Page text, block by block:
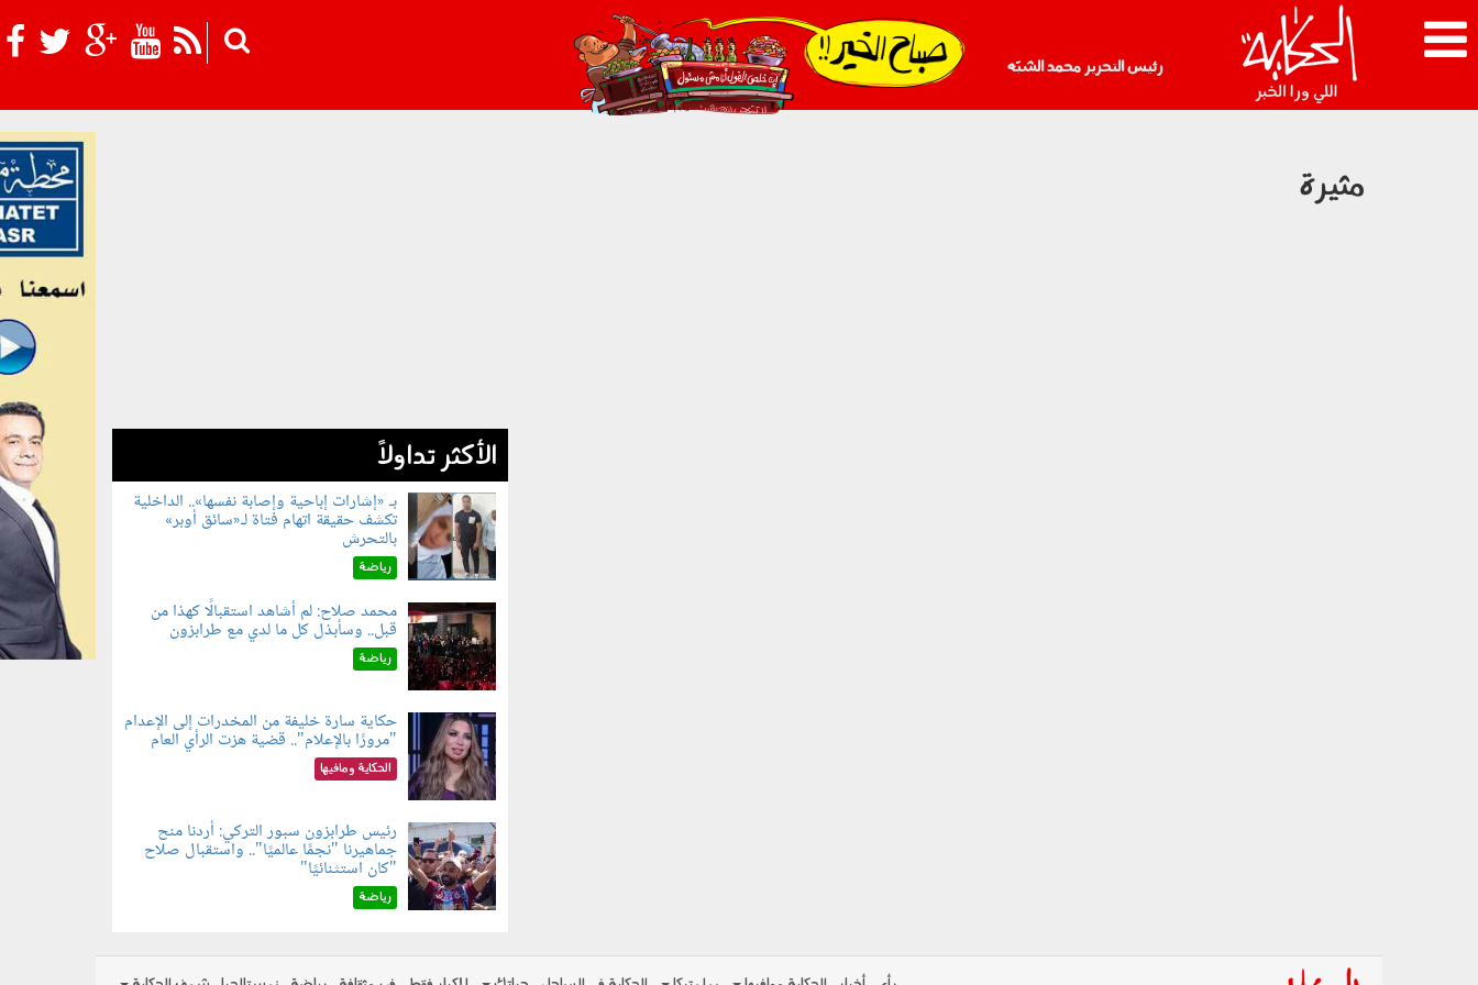
رئيس التحرير محمد الشبّه
021_2.png
مثيرة
الأكثر تداولاً
060804.jpg
بـ «إشارات إباحية وإصابة نفسها».. الداخلية
تكشف حقيقة اتهام فتاة لـ«سائق أوبر»
بالتحرش
رياضة
060802.jpg
محمد صلاح: لم أشاهد استقبالًا كهذا من
قبل.. وسأبذل كل ما لدي مع طرابزون
رياضة
060801.jpeg
حكاية سارة خليفة من المخدرات إلى الإعدام
"مرورًا بالإعلام".. قضية هزت الرأي العام
الحكاية ومافيها
060803.jpg
رئيس طرابزون سبور التركي: أردنا منح
جماهيرنا "نجمًا عالميًا".. واستقبال صلاح
"كان استثنائيًا"
رياضة